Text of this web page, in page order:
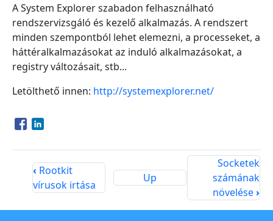
A System Explorer szabadon felhasználható
rendszervizsgáló és kezelő alkalmazás. A rendszert
minden szempontból lehet elemezni, a processeket, a
háttéralkalmazásokat az induló alkalmazásokat, a
registry változásait, stb...
Letölthető innen: http://systemexplorer.net/
Opens in a new window
Opens in a new window
‹ Rootkit
vírusok irtása
Up
Socketek
számának
növelése›